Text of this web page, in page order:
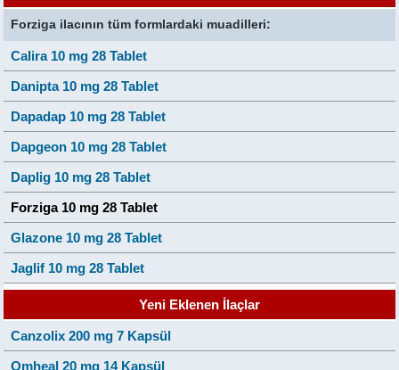
Forziga ilacının tüm formlardaki muadilleri:
Calira 10 mg 28 Tablet
Danipta 10 mg 28 Tablet
Dapadap 10 mg 28 Tablet
Dapgeon 10 mg 28 Tablet
Daplig 10 mg 28 Tablet
Forziga 10 mg 28 Tablet
Glazone 10 mg 28 Tablet
Jaglif 10 mg 28 Tablet
Yeni Eklenen İlaçlar
Canzolix 200 mg 7 Kapsül
Omheal 20 mg 14 Kapsül